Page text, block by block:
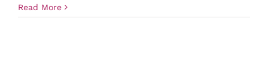
Read More